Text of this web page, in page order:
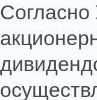
Согласно